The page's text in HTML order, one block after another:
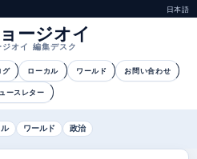
日本語
ージオイ
ジオイ 編集デスク
グ ローカル ワールド お問い合わせ
ースレター
ワールド 政治